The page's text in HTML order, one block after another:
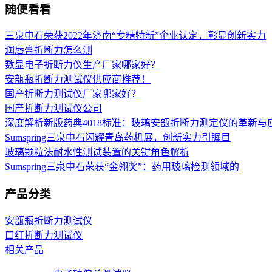
随便看看
三泉中石荣获2022年济南“专精特新”企业认定，彰显创新实力
润唇膏折断力怎么测
数显电子折断力仪生产厂家哪家好？
安瓿瓶折断力测试仪供应商推荐！
国产折断力测试仪厂家哪家好？
国产折断力测试仪公司
深度解析新版药典4018标准：玻璃安瓿折断力测定仪的革新与
Sumspring三泉中石闪耀青岛药机展，创新实力引瞩目
玻璃颗粒法耐水性测试装置的关键角色解析
Sumspring三泉中石荣获“金翎奖”：药用玻璃检测领域的
产品分类
安瓿瓶折断力测试仪
口红折断力测试仪
相关产品